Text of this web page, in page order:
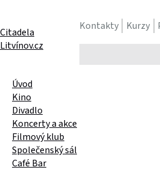
Kontakty Kurzy
text
Citadela
Litvínov.cz
Úvod
Kino
Divadlo
Koncerty a akce
Filmový klub
Společenský sál
Café Bar